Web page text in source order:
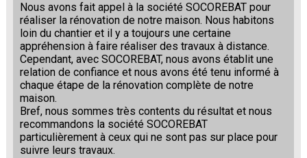
Nous avons fait appel à la société SOCOREBAT pour
réaliser la rénovation de notre maison. Nous habitons
loin du chantier et il y a toujours une certaine
appréhension à faire réaliser des travaux à distance.
Cependant, avec SOCOREBAT, nous avons établit une
relation de confiance et nous avons été tenu informé à
chaque étape de la rénovation complète de notre
maison.
Bref, nous sommes très contents du résultat et nous
recommandons la société SOCOREBAT
particulièrement à ceux qui ne sont pas sur place pour
suivre leurs travaux.